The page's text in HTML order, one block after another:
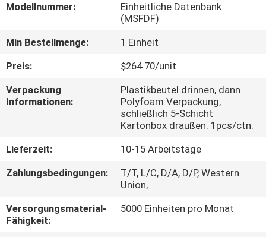
FABRIK-
AUSFLUG
QUALITÄTSKONTROLLE
TRETEN
MIT
UNS
VERBINDUNG
Modellnummer:
Einheitliche Datenbank
(MSFDF)
Min Bestellmenge:
1 Einheit
Preis:
$264.70/unit
Verpackung
Informationen:
Plastikbeutel drinnen, dann
Polyfoam Verpackung,
schließlich 5-Schicht
Kartonbox draußen. 1pcs/ctn.
Lieferzeit:
10-15 Arbeitstage
Zahlungsbedingungen:
T/T, L/C, D/A, D/P, Western
Union,
Versorgungsmaterial-
Fähigkeit:
5000 Einheiten pro Monat